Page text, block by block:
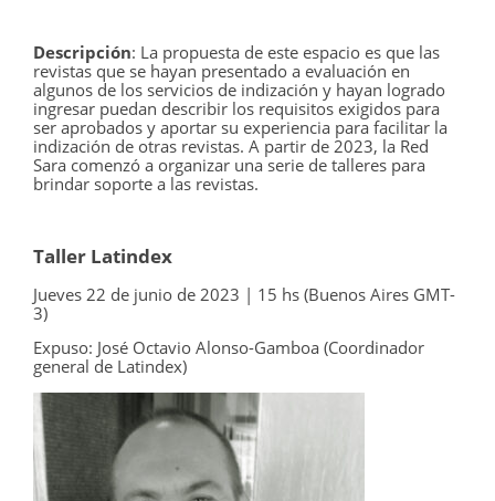
Descripción: La propuesta de este espacio es que las
revistas que se hayan presentado a evaluación en
algunos de los servicios de indización y hayan logrado
ingresar puedan describir los requisitos exigidos para
ser aprobados y aportar su experiencia para facilitar la
indización de otras revistas. A partir de 2023, la Red
Sara comenzó a organizar una serie de talleres para
brindar soporte a las revistas.
Taller Latindex
Jueves 22 de junio de 2023 | 15 hs (Buenos Aires GMT-
3)
Expuso: José Octavio Alonso-Gamboa (Coordinador
general de Latindex)